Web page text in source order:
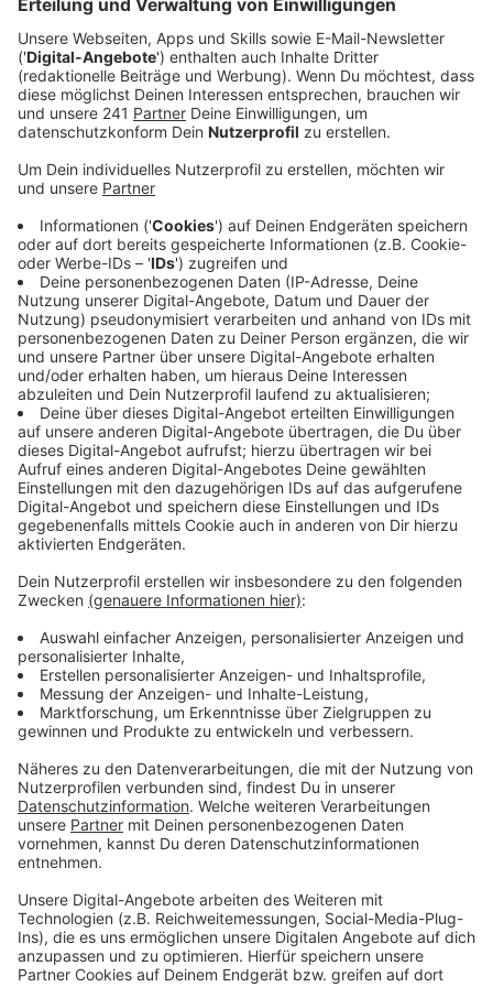
Anzeige
Mit Mini-Kamera und kleinem Kopfhörer ausgestattet
sollen Fahrschüler zur Theorieprüfung gegangen sein.
vorgesagt bekommen. Oder die haben direkt einen
„falschen Kandidaten“ stellvertretend zur Prüfung
geschickt, der den Fragenkatalog schon gut kannte.
Anzeige
Über 1000 Euro pro Betrugsservice
Anzeige
Für diese ausgefeilten Prüfungstricks in Leverkusen
und Köln sollen die drei Männer jeweils über 1000 Euro
von ihren Kunden kassiert haben. Bei einem der
Beschuldigten gab es am Dienstagmorgen eine
Wohnungsdurchsuchung, bei der die Polizei nach
eigenen Angaben viele Beweise sicherstellen konnte.
Die werden jetzt ausgewertet.
Anzeige
Mehr Nachrichten aus Leverkusen
Anzeige
Hohes Unfallrisiko für Kinder in Leverkusen
Rechtsextremist darf nicht in Leverkusen kandidieren